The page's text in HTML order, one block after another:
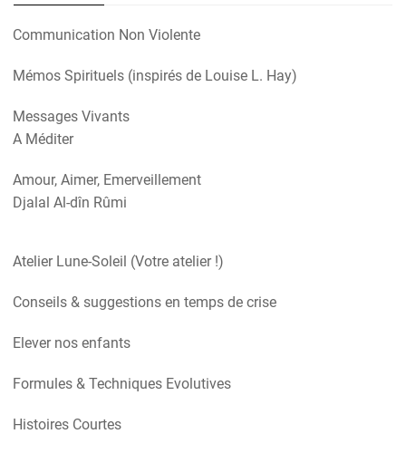
Communication Non Violente
Mémos Spirituels (inspirés de Louise L. Hay)
Messages Vivants
A Méditer
Amour, Aimer, Emerveillement
Djalal Al-dîn Rûmi
Atelier Lune-Soleil (Votre atelier !)
Conseils & suggestions en temps de crise
Elever nos enfants
Formules & Techniques Evolutives
Histoires Courtes